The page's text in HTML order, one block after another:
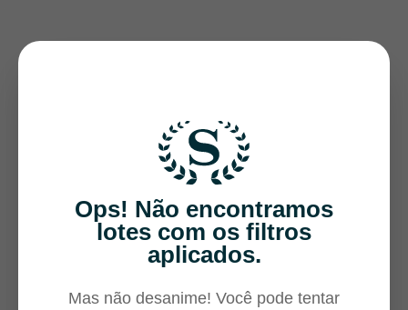
Ops! Não encontramos
lotes com os filtros
aplicados.
Mas não desanime! Você pode tentar